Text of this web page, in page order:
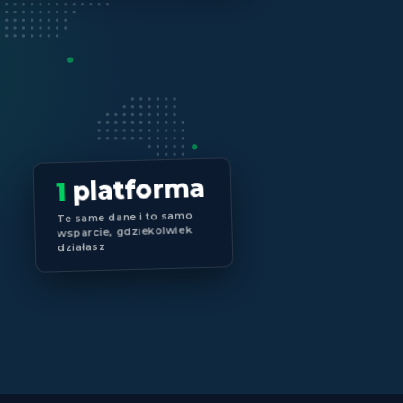
1platforma
Te same dane i to samo
wsparcie, gdziekolwiek
działasz